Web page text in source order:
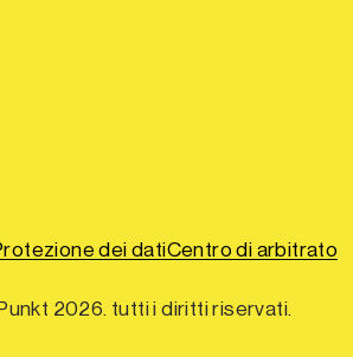
dei datiCentro di arbitrato
2026. tutti i diritti riservati.